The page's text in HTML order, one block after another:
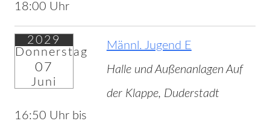
18:00 Uhr
2029
Donnerstag
07
Juni
16:50 Uhr bis
Männl. Jugend E
Halle und Außenanlagen Auf
der Klappe, Duderstadt